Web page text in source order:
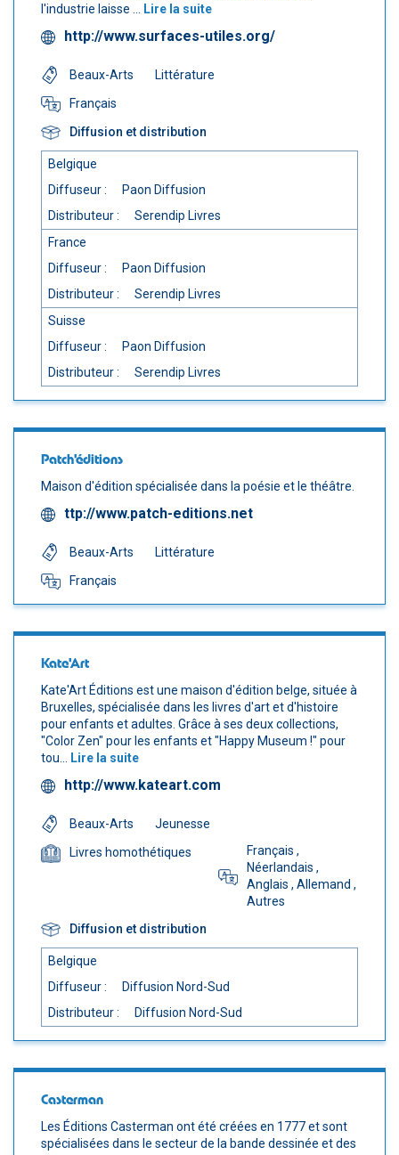
l'industrie laisse ... Lire la suite
http://www.surfaces-utiles.org/
Beaux-Arts
Littérature
Français
Diffusion et distribution
Belgique
Diffuseur :
Paon Diffusion
Distributeur :
Serendip Livres
France
Diffuseur :
Paon Diffusion
Distributeur :
Serendip Livres
Suisse
Diffuseur :
Paon Diffusion
Distributeur :
Serendip Livres
Patch'éditions
Maison d'édition spécialisée dans la poésie et le théâtre.
ttp://www.patch-editions.net
Beaux-Arts
Littérature
Français
Kate'Art
Kate'Art Éditions est une maison d'édition belge, située à
Bruxelles, spécialisée dans les livres d'art et d'histoire
pour enfants et adultes. Grâce à ses deux collections,
"Color Zen" pour les enfants et "Happy Museum !" pour
tou... Lire la suite
http://www.kateart.com
Beaux-Arts
Jeunesse
Livres homothétiques
Français ,
Néerlandais ,
Anglais , Allemand ,
Autres
Diffusion et distribution
Belgique
Diffuseur :
Diffusion Nord-Sud
Distributeur :
Diffusion Nord-Sud
Casterman
Les Éditions Casterman ont été créées en 1777 et sont
spécialisées dans le secteur de la bande dessinée et des